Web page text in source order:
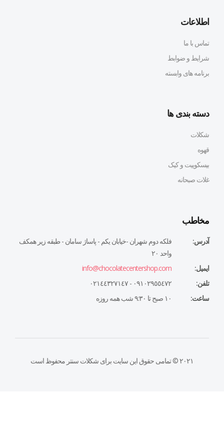
اطلاعات
تماس با ما
شرایط و ضوابط
برنامه های وابسته
دسته بندی ها
شکلات
قهوه
بیسکوییت و کیک
غلات صبحانه
مخاطب
آدرس:
فلكه دوم شهران -خيابان يكم - پاساژ سامان - طبقه زير همكف
واحد ٢٠
ایمیل:
info@chocolatecentershop.com
تلفن:
٠٩١٠٢٩٥٥٤٧٢ - ٠٢١٤٤٣٢٧١٤٧
ساعت:
١٠ صبح تا ٩:٣٠ شب همه روزه
۲۰۲۱ © تمامی حقوق این سایت برای شکلات سنتر محفوظ است